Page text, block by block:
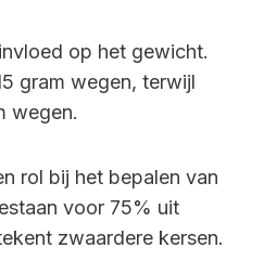
op het gewicht.
gram wegen, terwijl
wegen.
rol bij het bepalen van
voor 75% uit
zwaardere kersen.